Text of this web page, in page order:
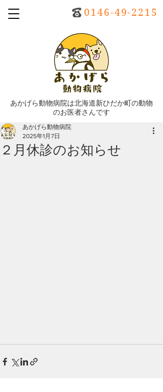
0146-49-2215
あかげら動物病院は北海道新ひだか町の動物
のお医者さんです
２月休診のお知らせ
あかげら動物病院
2025年1月7日